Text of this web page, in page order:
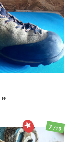
7/10